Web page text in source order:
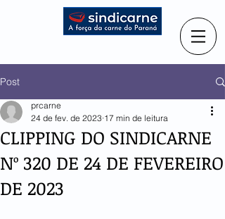
Post
CLIPPING DO SINDICARNE
Nº 320 DE 24 DE FEVEREIRO
DE 2023
prcarne
24 de fev. de 2023 17 min de leitura